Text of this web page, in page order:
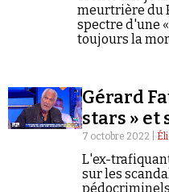
Faire
meurtrière du
spectre d'une
toujours la
Gérard
stars » et
7 octobre 2022 |
L'ex-
sur les